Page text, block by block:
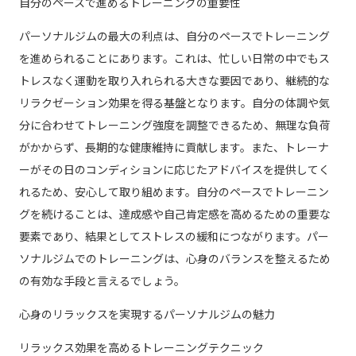
パーソナルジムの最大の利点は、自分のペースでトレーニング
を進められることにあります。これは、忙しい日常の中でもス
トレスなく運動を取り入れられる大きな要因であり、継続的な
リラクゼーション効果を得る基盤となります。自分の体調や気
分に合わせてトレーニング強度を調整できるため、無理な負荷
がかからず、長期的な健康維持に貢献します。また、トレーナ
ーがその日のコンディションに応じたアドバイスを提供してく
れるため、安心して取り組めます。自分のペースでトレーニン
グを続けることは、達成感や自己肯定感を高めるための重要な
要素であり、結果としてストレスの緩和につながります。パー
ソナルジムでのトレーニングは、心身のバランスを整えるため
の有効な手段と言えるでしょう。
心身のリラックスを実現するパーソナルジムの魅力
リラックス効果を高めるトレーニングテクニック